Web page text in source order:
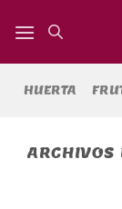
HUERTA
ARCHIVOS